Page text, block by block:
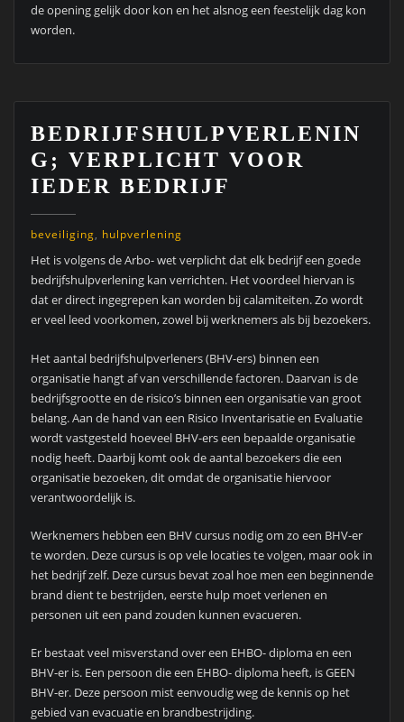
de opening gelijk door kon en het alsnog een feestelijk dag kon
worden.
BEDRIJFSHULPVERLENIN
G; VERPLICHT VOOR
IEDER BEDRIJF
beveiliging, hulpverlening
Het is volgens de Arbo- wet verplicht dat elk bedrijf een goede
bedrijfshulpverlening kan verrichten. Het voordeel hiervan is
dat er direct ingegrepen kan worden bij calamiteiten. Zo wordt
er veel leed voorkomen, zowel bij werknemers als bij bezoekers.
Het aantal bedrijfshulpverleners (BHV-ers) binnen een
organisatie hangt af van verschillende factoren. Daarvan is de
bedrijfsgrootte en de risico’s binnen een organisatie van groot
belang. Aan de hand van een Risico Inventarisatie en Evaluatie
wordt vastgesteld hoeveel BHV-ers een bepaalde organisatie
nodig heeft. Daarbij komt ook de aantal bezoekers die een
organisatie bezoeken, dit omdat de organisatie hiervoor
verantwoordelijk is.
Werknemers hebben een BHV cursus nodig om zo een BHV-er
te worden. Deze cursus is op vele locaties te volgen, maar ook in
het bedrijf zelf. Deze cursus bevat zoal hoe men een beginnende
brand dient te bestrijden, eerste hulp moet verlenen en
personen uit een pand zouden kunnen evacueren.
Er bestaat veel misverstand over een EHBO- diploma en een
BHV-er is. Een persoon die een EHBO- diploma heeft, is GEEN
BHV-er. Deze persoon mist eenvoudig weg de kennis op het
gebied van evacuatie en brandbestrijding.